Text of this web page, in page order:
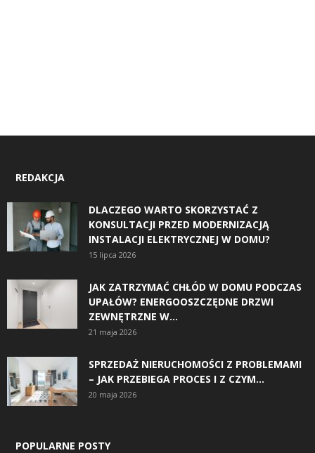
REDAKCJA
DLACZEGO WARTO SKORZYSTAĆ Z
KONSULTACJI PRZED MODERNIZACJĄ
INSTALACJI ELEKTRYCZNEJ W DOMU?
15 lipca 2026
JAK ZATRZYMAĆ CHŁÓD W DOMU PODCZAS
UPAŁÓW? ENERGOOSZCZĘDNE DRZWI
ZEWNĘTRZNE W...
21 maja 2026
SPRZEDAŻ NIERUCHOMOŚCI Z PROBLEMAMI
– JAK PRZEBIEGA PROCES I Z CZYM...
20 maja 2026
POPULARNE POSTY